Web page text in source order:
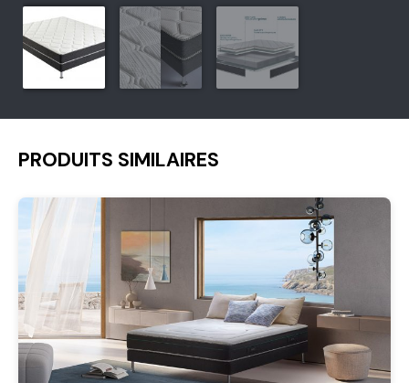
PRODUITS SIMILAIRES